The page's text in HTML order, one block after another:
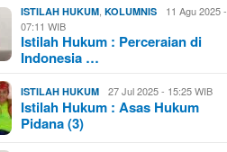
ISTILAH HUKUM ,KOLUMNIS
11 Agu 2025 -
07:11 WIB
Istilah Hukum : Perceraian di
Indonesia …
ISTILAH HUKUM 27 Jul 2025 - 15:25 WIB
Istilah Hukum : Asas Hukum
Pidana (3)